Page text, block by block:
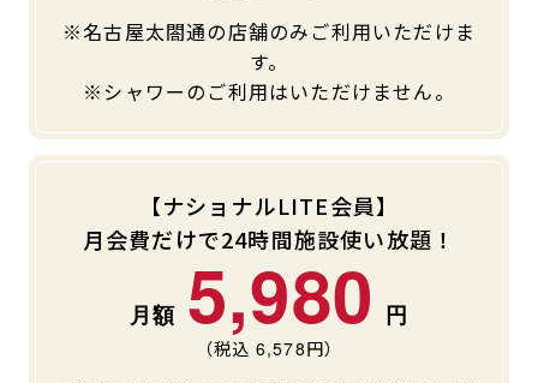
※名古屋太閤通の店舗のみご利用いただけま
す。
※シャワーのご利用はいただけません。
【ナショナルLITE会員】
月会費だけで24時間施設使い放題！
5,980
（税込 6,578円）